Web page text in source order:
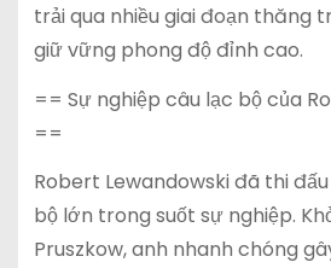
trải qua nhiều giai đoạn thăng
giữ vững phong độ đỉnh cao.
== Sự nghiệp câu lạc bộ của
==
Robert Lewandowski đã thi
bộ lớn trong suốt sự nghiệp.
Pruszkow, anh nhanh chóng